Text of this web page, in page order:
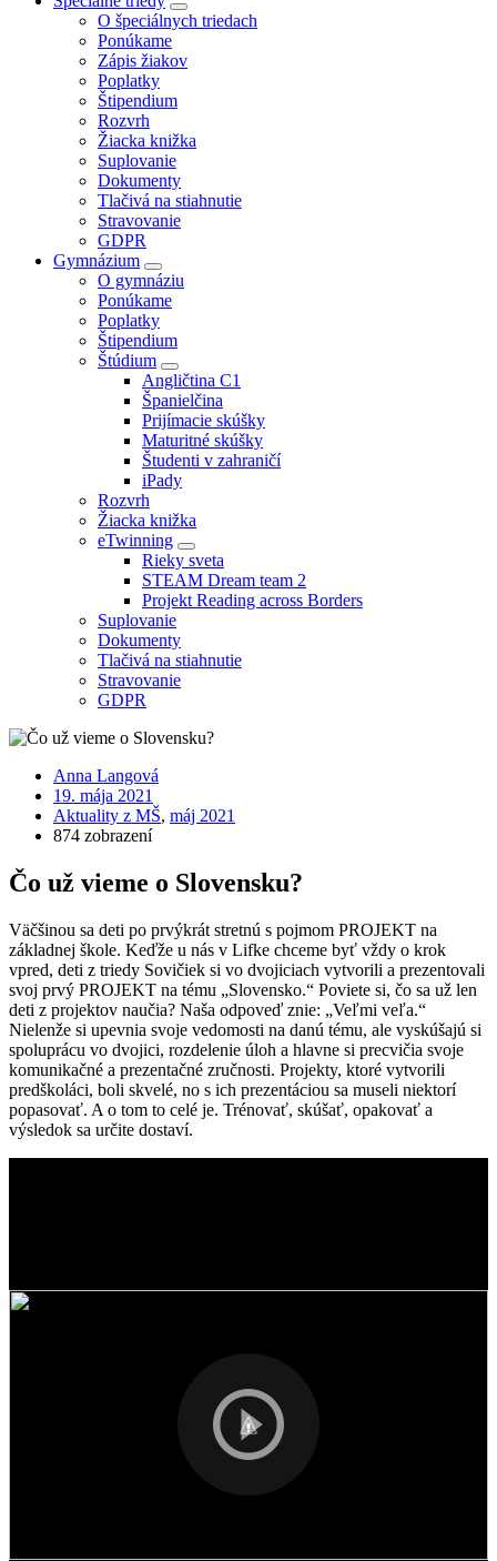
O špeciálnych triedach
Ponúkame
Zápis žiakov
Poplatky
Štipendium
Rozvrh
Žiacka knižka
Suplovanie
Dokumenty
Tlačivá na stiahnutie
Stravovanie
GDPR
Gymnázium
O gymnáziu
Ponúkame
Poplatky
Štipendium
Štúdium
Angličtina C1
Španielčina
Prijímacie skúšky
Maturitné skúšky
Študenti v zahraničí
iPady
Rozvrh
Žiacka knižka
eTwinning
Rieky sveta
STEAM Dream team 2
Projekt Reading across Borders
Suplovanie
Dokumenty
Tlačivá na stiahnutie
Stravovanie
GDPR
Anna Langová
19. mája 2021
Aktuality z MŠ, máj 2021
874 zobrazení
Čo už vieme o Slovensku?
Väčšinou sa deti po prvýkrát stretnú s pojmom PROJEKT na
základnej škole. Keďže u nás v Lifke chceme byť vždy o krok
vpred, deti z triedy Sovičiek si vo dvojiciach vytvorili a prezentovali
svoj prvý PROJEKT na tému „Slovensko.“ Poviete si, čo sa už len
deti z projektov naučia? Naša odpoveď znie: „Veľmi veľa.“
Nielenže si upevnia svoje vedomosti na danú tému, ale vyskúšajú si
spoluprácu vo dvojici, rozdelenie úloh a hlavne si precvičia svoje
komunikačné a prezentačné zručnosti. Projekty, ktoré vytvorili
predškoláci, boli skvelé, no s ich prezentáciou sa museli niektorí
popasovať. A o tom to celé je. Trénovať, skúšať, opakovať a
výsledok sa určite dostaví.